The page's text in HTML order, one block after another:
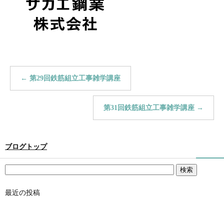
← 第29回鉄筋組立工事雑学講座
第31回鉄筋組立工事雑学講座 →
ブログトップ
最近の投稿